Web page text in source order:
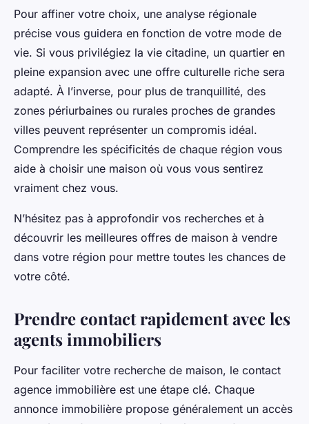
Pour affiner votre choix, une analyse régionale
précise vous guidera en fonction de votre mode de
vie. Si vous privilégiez la vie citadine, un quartier en
pleine expansion avec une offre culturelle riche sera
adapté. À l’inverse, pour plus de tranquillité, des
zones périurbaines ou rurales proches de grandes
villes peuvent représenter un compromis idéal.
Comprendre les spécificités de chaque région vous
aide à choisir une maison où vous vous sentirez
vraiment chez vous.
N’hésitez pas à approfondir vos recherches et à
découvrir les meilleures offres de maison à vendre
dans votre région pour mettre toutes les chances de
votre côté.
Prendre contact rapidement avec les
agents immobiliers
Pour faciliter votre recherche de maison, le contact
agence immobilière est une étape clé. Chaque
annonce immobilière propose généralement un accès